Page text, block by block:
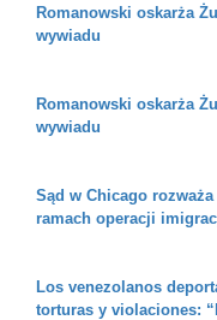
Romanowski oskarża
wywiadu
Romanowski oskarża
wywiadu
Sąd w Chicago
ramach operacji
Los venezolanos
torturas y violaciones: